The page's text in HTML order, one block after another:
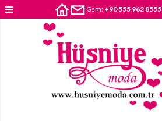
Gsm: +90 555 962 8555